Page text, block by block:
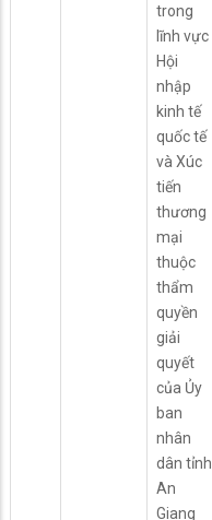
trong
lĩnh vực
Hội
nhập
kinh tế
quốc tế
và Xúc
tiến
thương
mại
thuộc
thẩm
quyền
giải
quyết
của Ủy
ban
nhân
dân tỉnh
An
Giang